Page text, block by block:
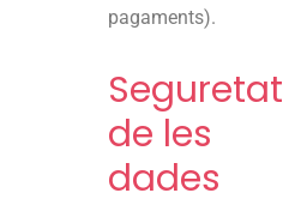
pagaments).
Seguretat
de les
dades